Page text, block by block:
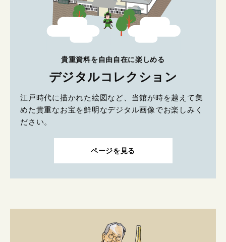
貴重資料を自由自在に楽しめる
デジタルコレクション
江戸時代に描かれた絵図など、当館が時を越えて集
めた貴重なお宝を鮮明なデジタル画像でお楽しみく
ださい。
ページを見る